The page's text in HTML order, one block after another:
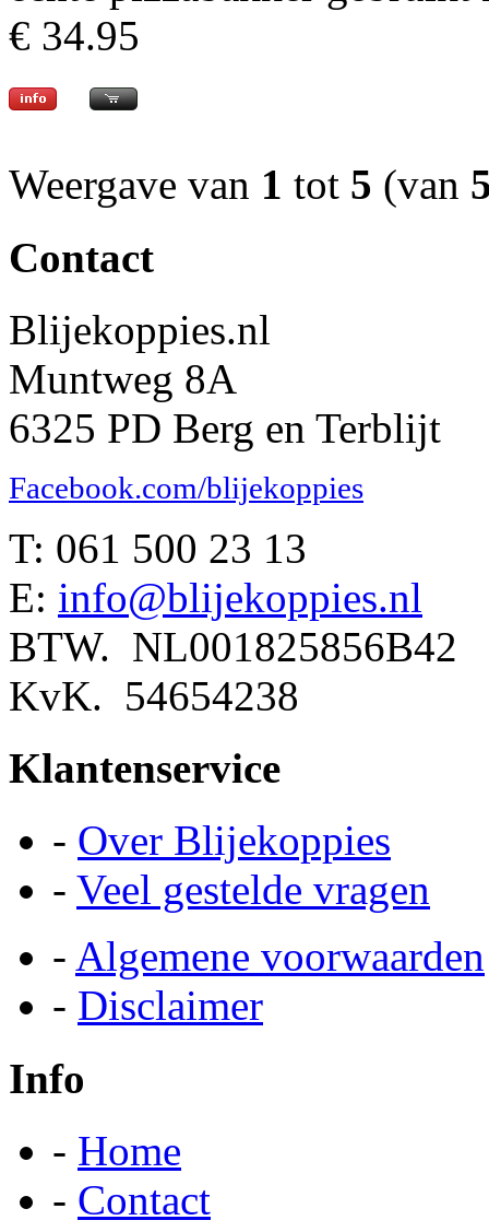
€ 34.95
Weergave van 1 tot 5 (van
Contact
Blijekoppies.nl
Muntweg 8A
6325 PD Berg en Terblijt
Facebook.com/blijekoppies
T: 061 500 23 13
E: info@blijekoppies.nl
BTW. NL001825856B42
KvK. 54654238
Klantenservice
- Over Blijekoppies
- Veel gestelde vragen
- Algemene voorwaarden
- Disclaimer
Info
- Home
- Contact